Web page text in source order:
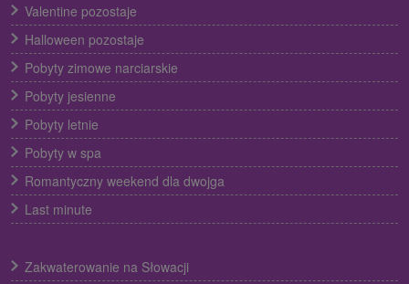
Valentine pozostaje
Halloween pozostaje
Pobyty zimowe narciarskie
Pobyty jesienne
Pobyty letnie
Pobyty w spa
Romantyczny weekend dla dwojga
Last minute
Zakwaterowanie na Słowacji